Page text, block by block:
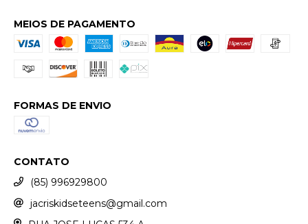
MEIOS DE PAGAMENTO
FORMAS DE ENVIO
CONTATO
(85) 996929800
jacriskidseteens@gmail.com